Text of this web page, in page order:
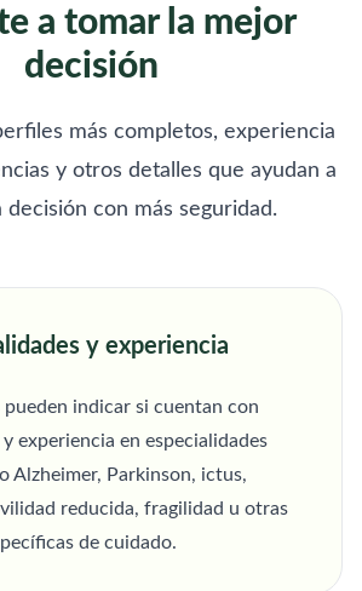
a tomar la mejor
decisión
más completos, experiencia
y otros detalles que ayudan a
decisión con más seguridad.
y experiencia
pueden indicar si cuentan con
experiencia en especialidades
Alzheimer, Parkinson, ictus,
reducida, fragilidad u otras
de cuidado.